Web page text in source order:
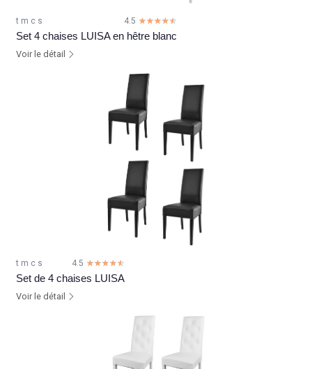
t m c s 4.5 ☆☆☆☆☆
★★★★★
Set 4 chaises LUISA en hêtre blanc
Voir le détail
t m c s 4.5 ☆☆☆☆☆
★★★★★
Set de 4 chaises LUISA
Voir le détail